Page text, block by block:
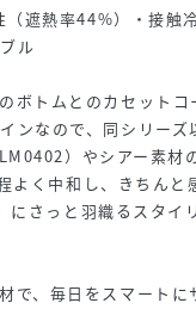
遮熱率44%）・接触
ル
ボトムとのカセットコ
ンなので、同シリーズ
）やシアー素材
よく中和し、きちんと
さっと羽織るスタイ
で、毎日をスマートに